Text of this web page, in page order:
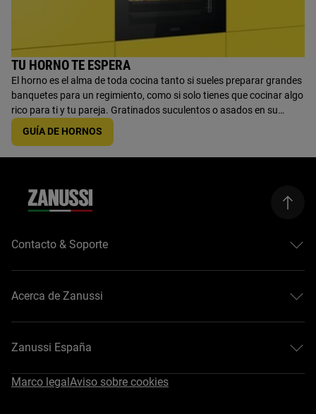
TU HORNO TE ESPERA
El horno es el alma de toda cocina tanto si sueles preparar grandes
banquetes para un regimiento, como si solo tienes que cocinar algo
rico para ti y tu pareja. Gratinados suculentos o asados en su
punto, he aquí una guía para ayudarte a decidir cuál es el mejor
para ti.
GUÍA DE HORNOS
Contacto & Soporte
Registra tu producto
Garantía Zanussi
Acerca de Zanussi
Guías de compra
Zanussi España
#EasyTips
Marco legalAviso sobre cookies